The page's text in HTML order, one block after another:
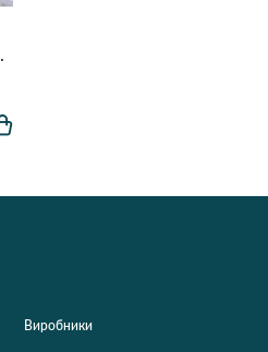
Бежевий
Виробники